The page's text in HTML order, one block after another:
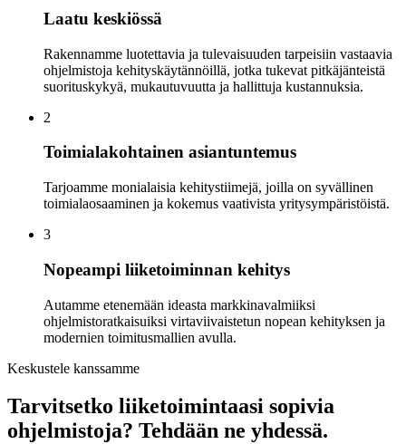
Laatu keskiössä
Rakennamme luotettavia ja tulevaisuuden tarpeisiin vastaavia
ohjelmistoja kehityskäytännöillä, jotka tukevat pitkäjänteistä
suorituskykyä, mukautuvuutta ja hallittuja kustannuksia.
2
Toimialakohtainen asiantuntemus
Tarjoamme monialaisia kehitystiimejä, joilla on syvällinen
toimialaosaaminen ja kokemus vaativista yritysympäristöistä.
3
Nopeampi liiketoiminnan kehitys
Autamme etenemään ideasta markkinavalmiiksi
ohjelmistoratkaisuiksi virtaviivaistetun nopean kehityksen ja
modernien toimitusmallien avulla.
Keskustele kanssamme
Tarvitsetko liiketoimintaasi sopivia
ohjelmistoja? Tehdään ne yhdessä.